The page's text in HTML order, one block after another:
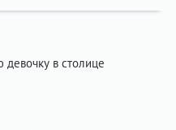
в столице